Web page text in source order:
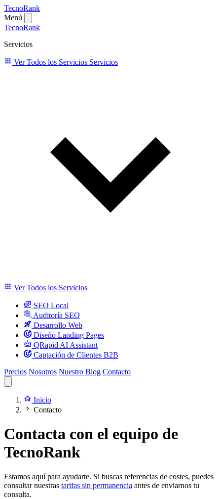
TecnoRank
Menú
TecnoRank
Servicios
Ver Todos los Servicios Servicios
Ver Todos los Servicios
SEO Local
Auditoría SEO
Desarrollo Web
Diseño Landing Pages
QRapid AI Assistant
Captación de Clientes B2B
Precios Nosotros Nuestro Blog Contacto
Inicio
Contacto
Contacta con el equipo de
TecnoRank
Estamos aquí para ayudarte. Si buscas referencias de costes, puedes
consultar nuestras tarifas sin permanencia antes de enviarnos tu
consulta.